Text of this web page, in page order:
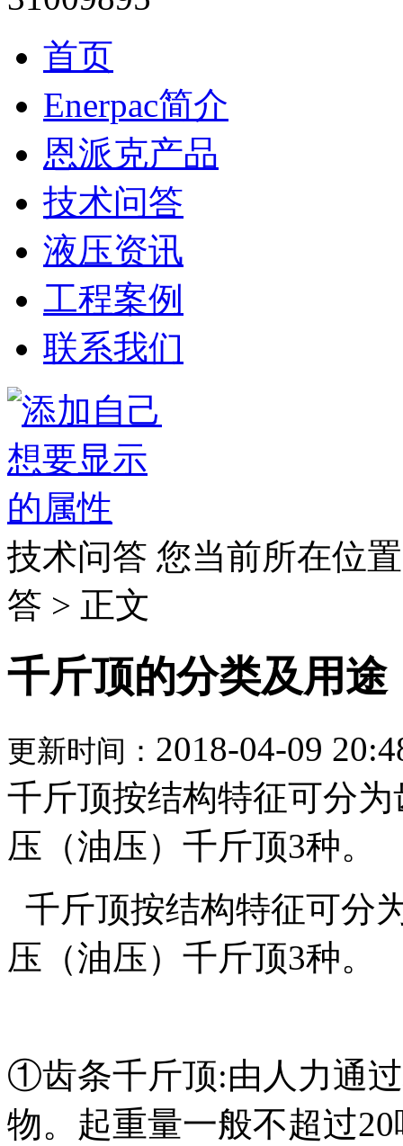
首页
Enerpac简介
恩派克产品
技术问答
液压资讯
工程案例
联系我们
技术问答 您当前所在位
答 > 正文
千斤顶的分类及用途
更新时间： 2018-04-09
千斤顶按结构特征可分
压（油压）千斤顶3种。
千斤顶按结构特征可分
压（油压）千斤顶3种。
①齿条千斤顶:由人力通
物。起重量一般不超过